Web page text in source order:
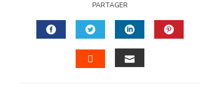
PARTAGER
FACEBOOKTWITTERLINKEDIN